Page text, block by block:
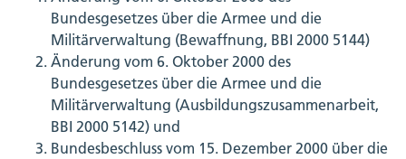
Bundesgesetzes über die Armee und die
Militärverwaltung (Bewaffnung, BBI 2000 5144)
Änderung vom 6. Oktober 2000 des
Bundesgesetzes über die Armee und die
Militärverwaltung (Ausbildungszusammenarbeit,
BBI 2000 5142) und
Bundesbeschluss vom 15. Dezember 2000 über die